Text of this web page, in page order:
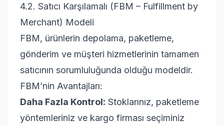
4.2. Satıcı Karşılamalı (FBM – Fulfillment by
Merchant) Modeli
FBM, ürünlerin depolama, paketleme,
gönderim ve müşteri hizmetlerinin tamamen
satıcının sorumluluğunda olduğu modeldir.
FBM’nin Avantajları:
Daha Fazla Kontrol: Stoklarınız, paketleme
yöntemleriniz ve kargo firması seçiminiz